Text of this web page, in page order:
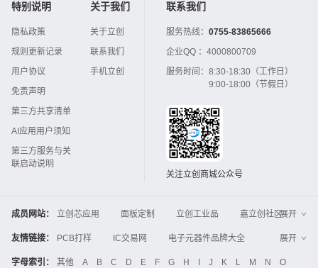
特别说明
隐私政策
规则更新记录
用户协议
免责声明
第三方共享清单
AI应用用户须知
第三方服务与关
联启动说明
关于我们
关于立创
联系我们
手机立创
联系我们
服务热线： 0755-83865666
企业QQ ： 4000800709
服务时间： 8:30-18:30（工作日）
9:00-18:00（节假日）
关注立创商城公众号
成员网站： 立创芯应用 面板定制 立创工业品
嘉立创社区
3D打印
嘉立创FPC 嘉立创PCB
嘉立创FA
展开
友情链接： PCB打样 IC交易网
电子元器件品牌大全
中国IC网
智能电网 机电设备 电子工程网
展开
字母索引： 其他 A B C D E F G H J K L M N O